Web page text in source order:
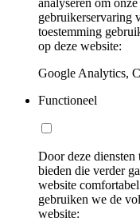
analyseren om
gebruikerservaring
toestemming
op deze website:
Google Analytics,
Functioneel
Door deze diensten
bieden die verder
website
gebruiken we de
website: